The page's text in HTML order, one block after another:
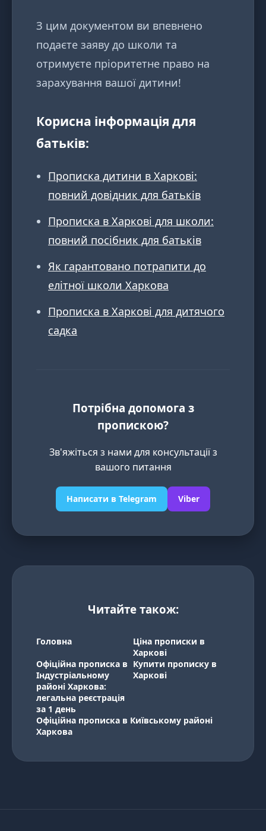
З цим документом ви впевнено
подаєте заяву до школи та
отримуєте пріоритетне право на
зарахування вашої дитини!
Корисна інформація для
батьків:
Прописка дитини в Харкові:
повний довідник для батьків
Прописка в Харкові для школи:
повний посібник для батьків
Як гарантовано потрапити до
елітної школи Харкова
Прописка в Харкові для дитячого
садка
Потрібна допомога з
пропискою?
Зв'яжіться з нами для консультації з
вашого питання
Написати в Telegram Viber
Читайте також:
Головна
Ціна прописки в
Харкові
Офіційна прописка в
Індустріальному
районі Харкова:
легальна реєстрація
за 1 день
Купити прописку в
Харкові
Офіційна прописка в Київському районі
Харкова